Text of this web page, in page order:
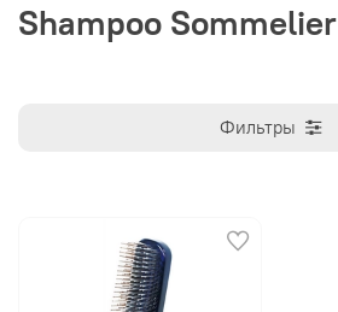
Shampoo Sommelier
Фильтры